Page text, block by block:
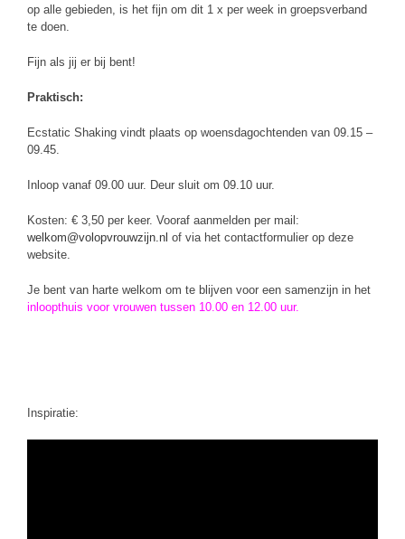
op alle gebieden, is het fijn om dit 1 x per week in groepsverband
te doen.
Fijn als jij er bij bent!
Praktisch:
Ecstatic Shaking vindt plaats op woensdagochtenden van 09.15 –
09.45.
Inloop vanaf 09.00 uur. Deur sluit om 09.10 uur.
Kosten: € 3,50 per keer. Vooraf aanmelden per mail:
welkom@volopvrouwzijn.nl of via het contactformulier op deze
website.
Je bent van harte welkom om te blijven voor een samenzijn in het
inloopthuis voor vrouwen tussen 10.00 en 12.00 uur.
Inspiratie: